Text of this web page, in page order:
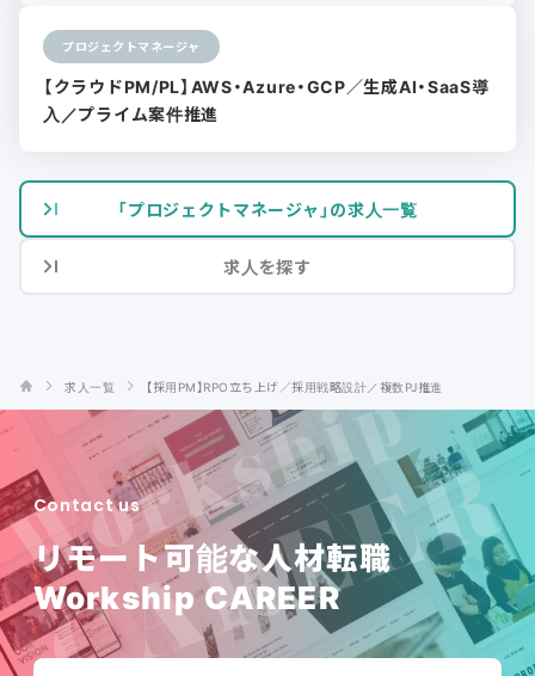
プロジェクトマネージャ
【クラウドPM/PL】AWS・Azure・GCP／生成AI・SaaS導
入／プライム案件推進
「プロジェクトマネージャ」の求人一覧
求人を探す
求人一覧 【採用PM】RPO立ち上げ／採用戦略設計／複数PJ推進
Contact us
リモート可能な人材転職
Workship CAREER